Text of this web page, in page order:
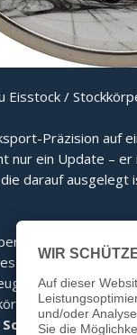
Eisstock /
Präzision auf
nur ein Update –
darauf ausgelegt
Stand
Phantom ist seine
sorgt
Das Ergebnis
Die